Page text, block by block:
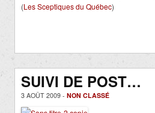
(Les Sceptiques du Québec)
SUIVI DE POST…
3 AOÛT 2009 - NON CLASSÉ